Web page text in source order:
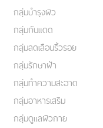
กลุ่มบำรุงผิว
กลุ่มกันแดด
กลุ่มลดเลือนริ้วรอย
กลุ่มรักษาฝ้า
กลุ่มทำความสะอาด
กลุ่มอาหารเสริม
กลุ่มดูแลผิวกาย